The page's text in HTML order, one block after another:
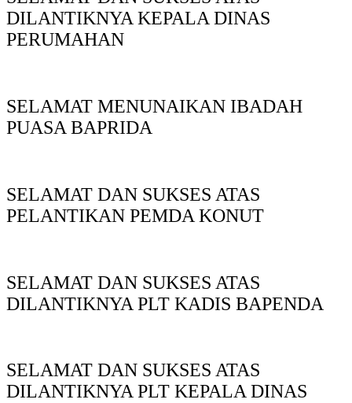
DILANTIKNYA KEPALA DINAS
PERUMAHAN
SELAMAT MENUNAIKAN IBADAH
PUASA BAPRIDA
SELAMAT DAN SUKSES ATAS
PELANTIKAN PEMDA KONUT
SELAMAT DAN SUKSES ATAS
DILANTIKNYA PLT KADIS BAPENDA
SELAMAT DAN SUKSES ATAS
DILANTIKNYA PLT KEPALA DINAS